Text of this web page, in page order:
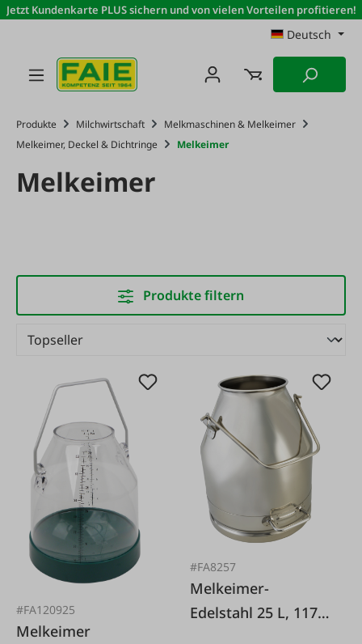
Zum Hauptinhalt springen
Jetzt Kundenkarte PLUS sichern und von vielen Vorteilen profitieren!
Deutsch
Produkte Milchwirtschaft
Melkmaschinen & Melkeimer
Melkeimer, Deckel & Dichtringe
Melkeimer
Melkeimer
Produkte filtern
#FA120925
Melkeimer
#FA8257
Melkeimer-
Edelstahl 25 L, 117